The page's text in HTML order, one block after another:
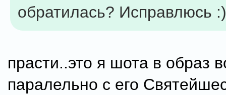
обратилась? Исправлюсь
прасти..это я шота в образ
паралельно с его